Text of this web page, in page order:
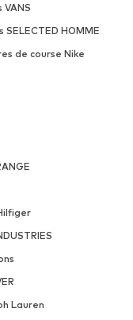
VANS
SELECTED HOMME
de course Nike
Lauren